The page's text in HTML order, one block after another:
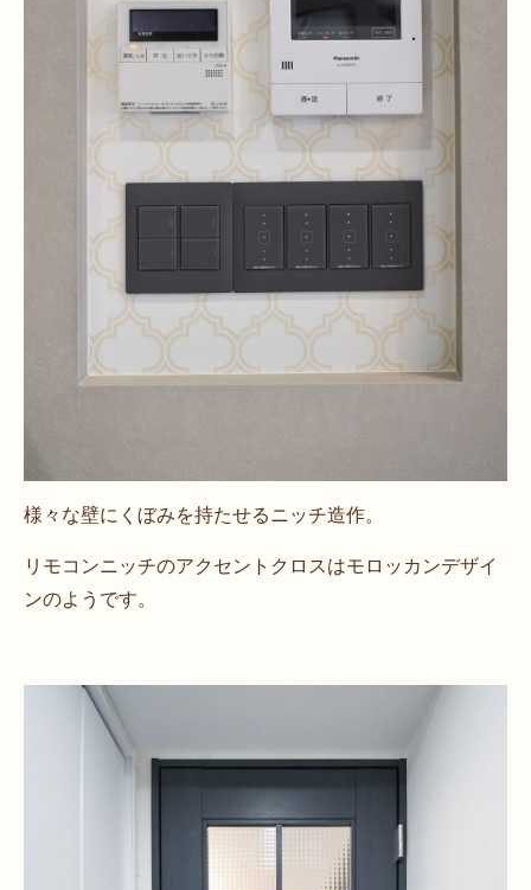
様々な壁にくぼみを持たせるニッチ造作。
リモコンニッチのアクセントクロスはモロッカンデザイ
ンのようです。